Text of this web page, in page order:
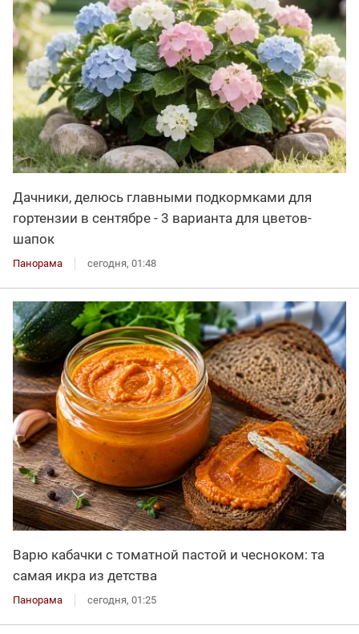
Дачники, делюсь главными подкормками для
гортензии в сентябре - 3 варианта для цветов-
шапок
Панорама сегодня, 01:48
Варю кабачки с томатной пастой и чесноком: та
самая икра из детства
Панорама сегодня, 01:25